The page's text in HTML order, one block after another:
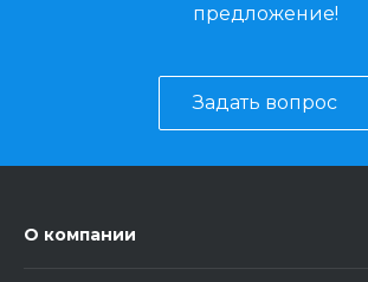
предложение!
Задать вопрос
О компании